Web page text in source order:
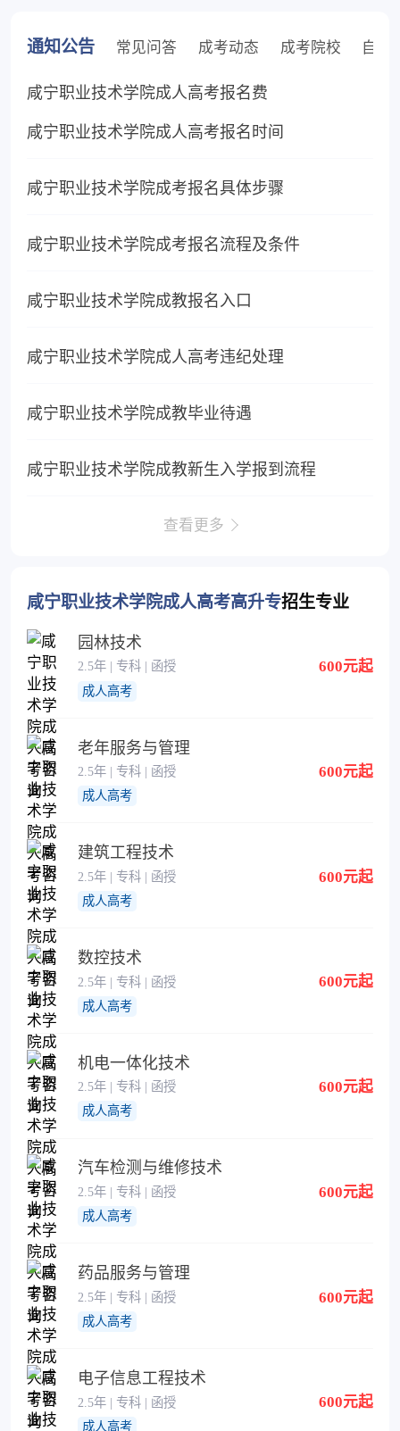
通知公告 常见问答 成考动态 成考院校 自考
咸宁职业技术学院成人高考报名费
咸宁职业技术学院成人高考报名时间
咸宁职业技术学院成考报名具体步骤
咸宁职业技术学院成考报名流程及条件
咸宁职业技术学院成教报名入口
咸宁职业技术学院成人高考违纪处理
咸宁职业技术学院成教毕业待遇
咸宁职业技术学院成教新生入学报到流程
查看更多
咸宁职业技术学院成人高考高升专招生专业
园林技术
2.5年 | 专科 | 函授
成人高考
600元起
老年服务与管理
2.5年 | 专科 | 函授
成人高考
600元起
建筑工程技术
2.5年 | 专科 | 函授
成人高考
600元起
数控技术
2.5年 | 专科 | 函授
成人高考
600元起
机电一体化技术
2.5年 | 专科 | 函授
成人高考
600元起
汽车检测与维修技术
2.5年 | 专科 | 函授
成人高考
600元起
药品服务与管理
2.5年 | 专科 | 函授
成人高考
600元起
电子信息工程技术
2.5年 | 专科 | 函授
成人高考
600元起